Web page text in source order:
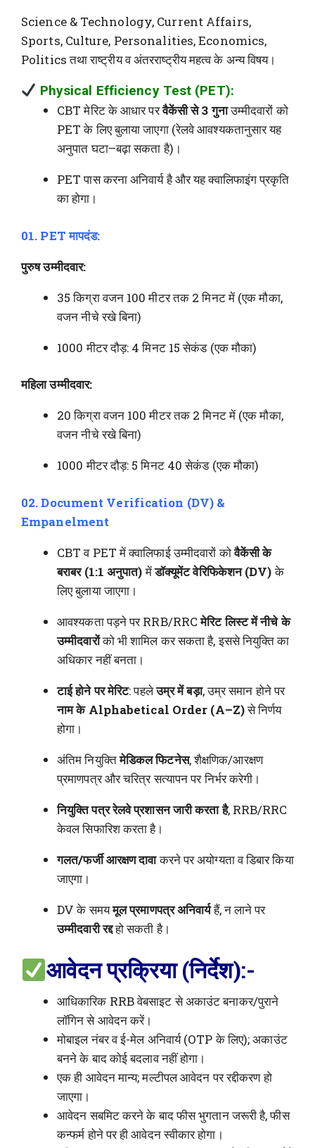
Science & Technology, Current Affairs,
Sports, Culture, Personalities, Economics,
Politics तथा राष्ट्रीय व अंतरराष्ट्रीय महत्व के अन्य विषय।
Physical Efficiency Test (PET):
CBT मेरिट के आधार परवैकेंसी से 3 गुनाउम्मीदवारों को
PET के लिए बुलाया जाएगा (रेलवे आवश्यकतानुसार यह
अनुपात घटा–बढ़ा सकता है)।
PET पास करना अनिवार्य है और यह क्वालिफाइंग प्रकृति
का होगा।
01. PET मापदंड:
पुरुष उम्मीदवार:
35 किग्रा वजन 100 मीटर तक 2 मिनट में (एक मौका,
वजन नीचे रखे बिना)
1000 मीटर दौड़: 4 मिनट 15 सेकंड (एक मौका)
महिला उम्मीदवार:
20 किग्रा वजन 100 मीटर तक 2 मिनट में (एक मौका,
वजन नीचे रखे बिना)
1000 मीटर दौड़: 5 मिनट 40 सेकंड (एक मौका)
02. Document Verification (DV) &
Empanelment
CBT व PET में क्वालिफाई उम्मीदवारों कोवैकेंसी के
बराबर (1:1 अनुपात)मेंडॉक्यूमेंट वेरिफिकेशन (DV)के
लिए बुलाया जाएगा।
आवश्यकता पड़ने पर RRB/RRCमेरिट लिस्ट में नीचे के
उम्मीदवारोंको भी शामिल कर सकता है, इससे नियुक्ति का
अधिकार नहीं बनता।
टाई होने पर मेरिट: पहलेउम्र में बड़ा, उम्र समान होने पर
नाम के Alphabetical Order (A–Z)से निर्णय
होगा।
अंतिम नियुक्तिमेडिकल फिटनेस, शैक्षणिक/आरक्षण
प्रमाणपत्र और चरित्र सत्यापन पर निर्भर करेगी।
नियुक्ति पत्र रेलवे प्रशासन जारी करता है, RRB/RRC
केवल सिफारिश करता है।
गलत/फर्जी आरक्षण दावाकरने पर अयोग्यता व डिबार किया
जाएगा।
DV के समयमूल प्रमाणपत्र अनिवार्यहैं, न लाने पर
उम्मीदवारी रद्दहो सकती है।
आवेदन प्रक्रिया (निर्देश):-
आधिकारिक RRB वेबसाइट से अकाउंट बनाकर/पुराने
लॉगिन से आवेदन करें।
मोबाइल नंबर व ई-मेल अनिवार्य (OTP के लिए); अकाउंट
बनने के बाद कोई बदलाव नहीं होगा।
एक ही आवेदन मान्य; मल्टीपल आवेदन पर रद्दीकरण हो
जाएगा।
आवेदन सबमिट करने के बाद फीस भुगतान जरूरी है, फीस
कन्फर्म होने पर ही आवेदन स्वीकार होगा।